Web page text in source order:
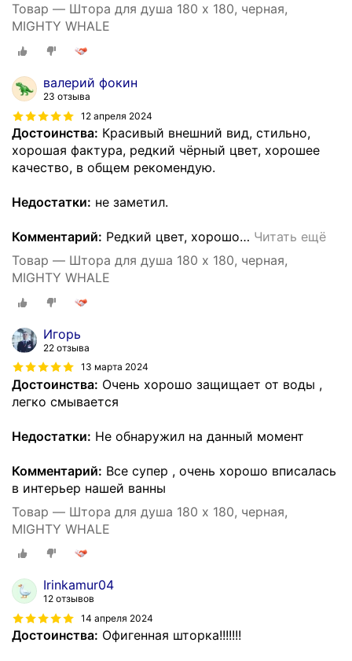
Товар — Штора для душа 180 x 180, черная,
MIGHTY WHALE
валерий фокин
23 отзыва
12 апреля 2024
Достоинства: Красивый внешний вид, стильно,
хорошая фактура, редкий чёрный цвет, хорошее
качество, в общем рекомендую.
Недостатки: не заметил.
Комментарий: Редкий цвет, хорошо… Читать ещё
Товар — Штора для душа 180 x 180, черная,
MIGHTY WHALE
Игорь
22 отзыва
13 марта 2024
Достоинства: Очень хорошо защищает от воды ,
легко смывается
Недостатки: Не обнаружил на данный момент
Комментарий: Все супер , очень хорошо вписалась
в интерьер нашей ванны
Товар — Штора для душа 180 x 180, черная,
MIGHTY WHALE
Irinkamur04
12 отзывов
14 апреля 2024
Достоинства: Офигенная шторка!!!!!!!